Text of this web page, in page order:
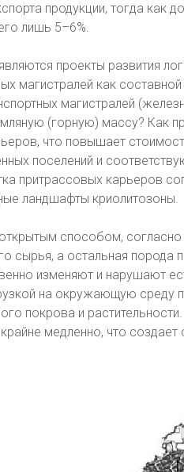
продукции, тогда как
лишь 5–6%.
проекты развития
магистралей как
магистралей
(горную) массу? Как
что повышает
поселений и
притрассовых карьеров
ландшафты криолитозоны.
способом, согласно
сырья, а остальная порода
изменяют и нарушают
на окружающую среду
покрова и
медленно, что